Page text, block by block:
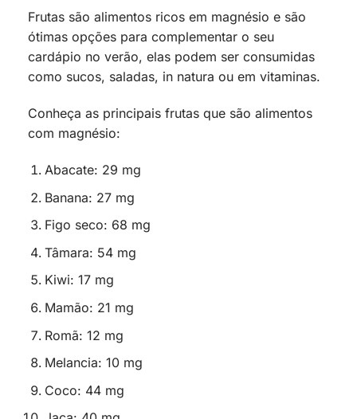
Frutas são alimentos ricos em magnésio e são
ótimas opções para complementar o seu
cardápio no verão, elas podem ser consumidas
como sucos, saladas, in natura ou em vitaminas.
Conheça as principais frutas que são alimentos
com magnésio:
Abacate: 29 mg
Banana: 27 mg
Figo seco: 68 mg
Tâmara: 54 mg
Kiwi: 17 mg
Mamão: 21 mg
Romã: 12 mg
Melancia: 10 mg
Coco: 44 mg